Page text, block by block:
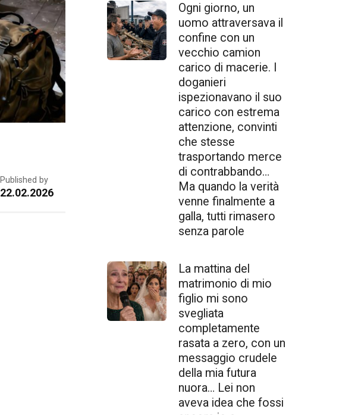
Published by
22.02.2026
Ogni giorno, un
uomo attraversava il
confine con un
vecchio camion
carico di macerie. I
doganieri
ispezionavano il suo
carico con estrema
attenzione, convinti
che stesse
trasportando merce
di contrabbando…
Ma quando la verità
venne finalmente a
galla, tutti rimasero
senza parole
La mattina del
matrimonio di mio
figlio mi sono
svegliata
completamente
rasata a zero, con un
messaggio crudele
della mia futura
nuora… Lei non
aveva idea che fossi